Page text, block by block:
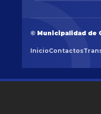
© Municipalidad de
InicioContactos